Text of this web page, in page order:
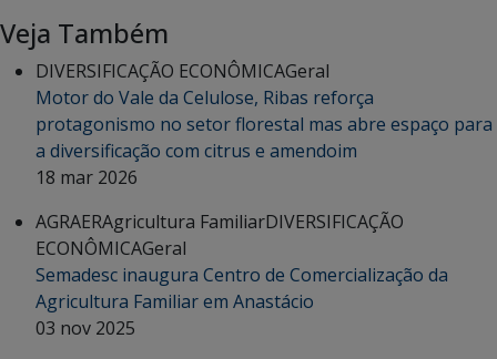
Veja Também
DIVERSIFICAÇÃO ECONÔMICAGeral
Motor do Vale da Celulose, Ribas reforça
protagonismo no setor florestal mas abre espaço para
a diversificação com citrus e amendoim
18 mar 2026
AGRAERAgricultura FamiliarDIVERSIFICAÇÃO
ECONÔMICAGeral
Semadesc inaugura Centro de Comercialização da
Agricultura Familiar em Anastácio
03 nov 2025